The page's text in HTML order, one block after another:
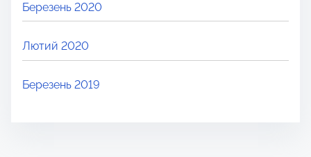
Березень 2020
Лютий 2020
Березень 2019